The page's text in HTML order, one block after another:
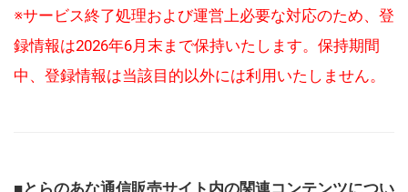
※サービス終了処理および運営上必要な対応のため、登
録情報は2026年6月末まで保持いたします。保持期間
中、登録情報は当該目的以外には利用いたしません。
■とらのあな通信販売サイト内の関連コンテンツについ